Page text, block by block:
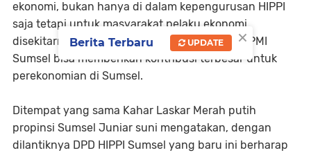
ekonomi, bukan hanya di dalam kepengurusan HIPPI
saja tetapi untuk masyarakat pelaku ekonomi
disekitarnya,ia pun berharap kedepan DPD HIPMI
Sumsel bisa memberikan kontribusi terbesar untuk
perekonomian di Sumsel.
Ditempat yang sama Kahar Laskar Merah putih
propinsi Sumsel Juniar suni mengatakan, dengan
dilantiknya DPD HIPPI Sumsel yang baru ini berharap
×
Berita Terbaru UPDATE